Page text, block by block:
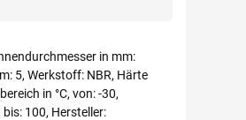
in mm:
5, Werkstoff: NBR, Härte
in °C, von: -30,
100, Hersteller: